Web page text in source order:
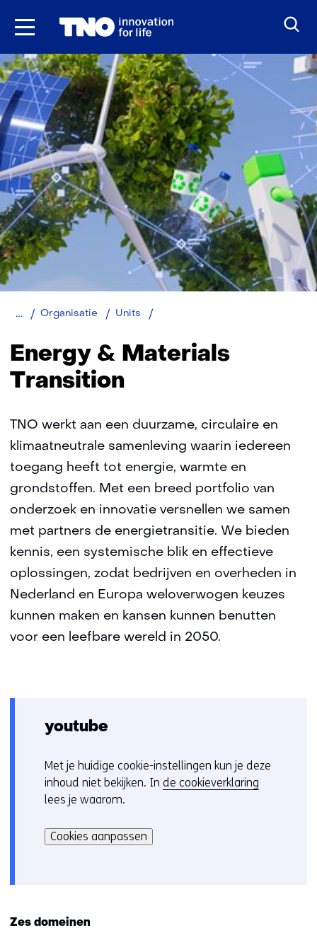
Ga
Home Organisatie Units
Materials
Transition
Energy & Materials
Transition
TNO werkt aan een duurzame, circulaire en
klimaatneutrale samenleving waarin iedereen
toegang heeft tot energie, warmte en
grondstoffen. Met een breed portfolio van
onderzoek en innovatie versnellen we samen
met partners de energietransitie. We bieden
kennis, een systemische blik en effectieve
oplossingen, zodat bedrijven en overheden in
Nederland en Europa weloverwogen keuzes
kunnen maken en kansen kunnen benutten
voor een leefbare wereld in 2050.
youtube
C
o
o
i
r
Met je huidige cookie-instellingen kun je deze
inhoud niet bekijken. In de cookieverklaring
lees je waarom.
kan
het
op
Cookies aanpassen
Zes domeinen